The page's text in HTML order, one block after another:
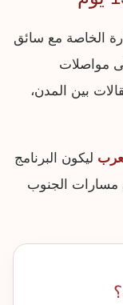
الخاصة مع سائق
مواصلات
بين المدن،
ليكون البرنامج
مسارات الجنوب